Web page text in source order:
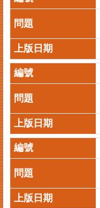
首
頁
English
臺
北
商
業
處
商
登
記
主